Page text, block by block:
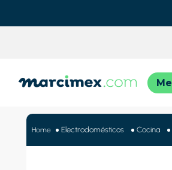
Electrodomésticos Cocina